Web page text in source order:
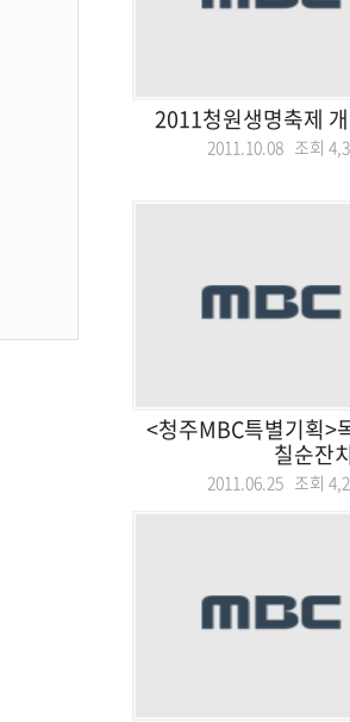
2011청원생명축제
2011.10.08 조회
<청주MBC특별기획>
칠순잔
2011.06.25 조회